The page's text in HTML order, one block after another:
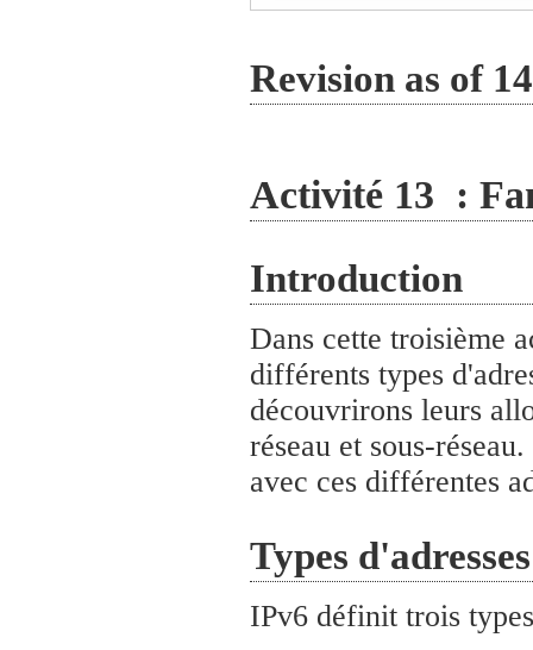
Revision as of
Activité 13 :
Introduction
Dans cette troisième
différents types
découvrirons leurs
réseau et sous-
avec ces différentes
Types d'adresses
IPv6 définit trois